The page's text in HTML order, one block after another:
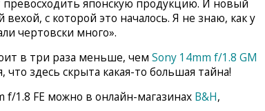
превосходить японскую продукцию. И новый
с которой это началось. Я не знаю, как у
чертовски много».
в три раза меньше, чем Sony 14mm f/1.8 GM
что здесь скрыта какая-то большая тайна!
f/1.8 FE можно в онлайн-магазинах B&H,